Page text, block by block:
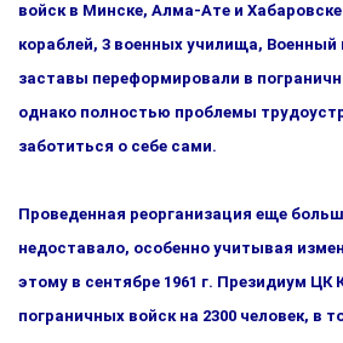
войск в Минске, Алма-Ате и
кораблей, 3 военных училища, Военный
заставы переформировали в
однако полностью про­блемы
заботиться о себе сами.
Проведенная реорганизация еще
недоставало, особенно учитывая
этому в сентябре 1961 г. Президиум
пограничных войск на 2300 человек,